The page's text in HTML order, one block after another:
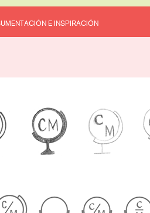
E INSPIRACIÓN